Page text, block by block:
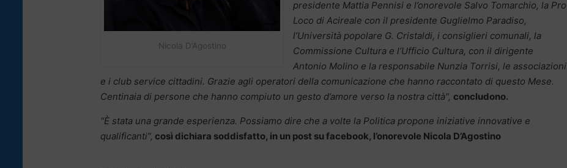
Nicola D’Agostino
presidente Mattia Pennisi e l’onorevole Salvo Tomarchio, la Pro
Loco di Acireale con il presidente Guglielmo Paradiso,
l’Università popolare G. Cristaldi, i consiglieri comunali, la
Commissione Cultura e l’Ufficio Cultura, con il dirigente
Antonio Molino e la responsabile Nunzia Torrisi, le associazioni
e i club service cittadini. Grazie agli operatori della comunicazione che hanno raccontato di questo Mese.
Centinaia di persone che hanno compiuto un gesto d’amore verso la nostra città”, concludono.
“È stata una grande esperienza. Possiamo dire che a volte la Politica propone iniziative innovative e
qualificanti”, così dichiara soddisfatto, in un post su facebook, l’onorevole Nicola D’Agostino